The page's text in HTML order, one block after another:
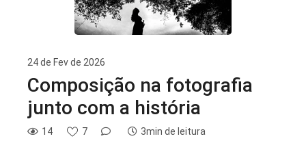
24 de Fev de 2026
Composição na fotografia
junto com a história
14 7 3min de leitura